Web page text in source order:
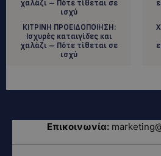
ΚITΡΙΝΗ ΠΡΟΕΙΔΟΠΟΙΗΣΗ:
Ισχυρές καταιγίδες και
χαλάζι – Πότε τίθεται σε
ισχύ
Επικοινωνία: